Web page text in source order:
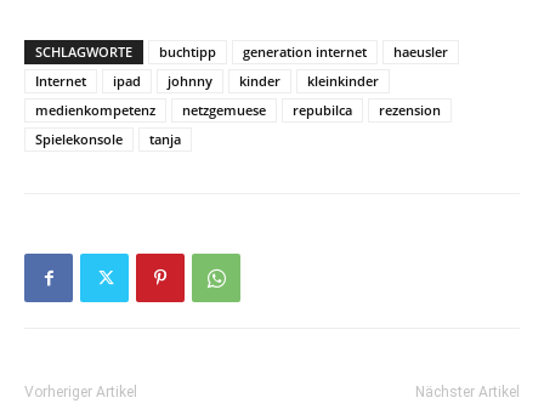
SCHLAGWORTE buchtipp generation internet
haeusler
Internet
ipad johnny kinder
kleinkinder
medienkompetenz
netzgemuese repubilca
rezension
Spielekonsole
tanja
Vorheriger Artikel Nächster Artikel